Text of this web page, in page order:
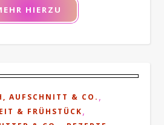
HIERZU
AUFSCHNITT & CO. ,
& FRÜHSTÜCK,